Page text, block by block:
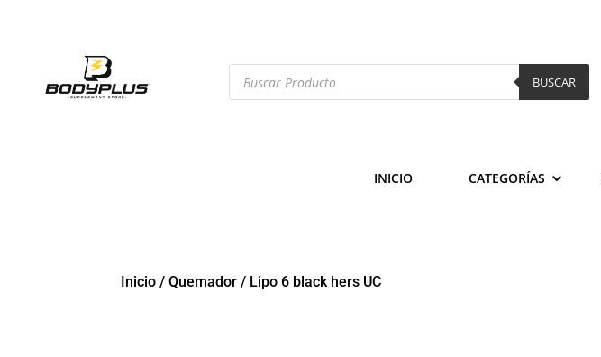
Búsqueda
BUSCAR
INICIO CATEGORÍAS
Inicio /Quemador / Lipo 6 black hers UC